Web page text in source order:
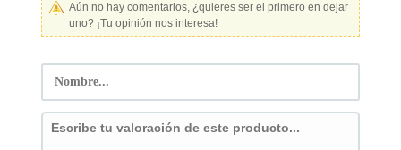
Aún no hay comentarios, ¿quieres ser el primero en dejar
uno? ¡Tu opinión nos interesa!